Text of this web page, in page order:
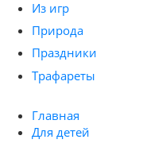
Из игр
Природа
Праздники
Трафареты
Главная
Для детей